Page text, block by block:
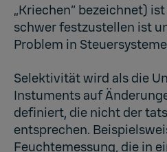
„Kriechen“ bezeichnet)
schwer festzustellen ist
Problem in
Selektivität wird als die
Instuments auf
definiert, die nicht der
entsprechen.
Feuchtemessung, die in